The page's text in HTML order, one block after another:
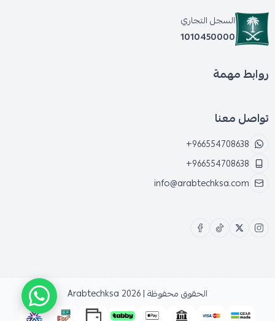
السجل التجاري
1010450000
روابط مهمة
تواصل معنا
+966554708638
+966554708638
info@arabtechksa.com
الحقوق محفوظة | 2026 Arabtechksa